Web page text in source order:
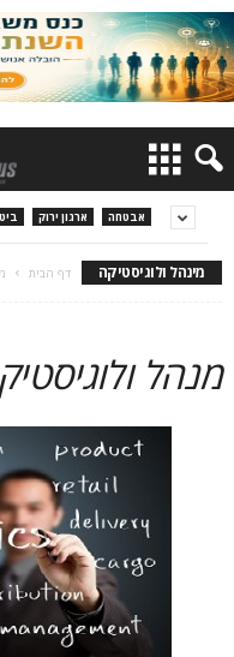
אבטחה ארגון ירוק
מינהל ולוגיסטיקה דף הבית
מנהל